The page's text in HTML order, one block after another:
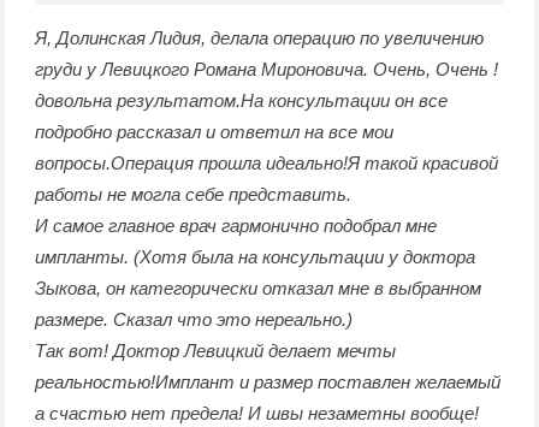
Я, Долинская Лидия, делала операцию по увеличению
груди у Левицкого Романа Мироновича. Очень, Очень !
довольна результатом.На консультации он все
подробно рассказал и ответил на все мои
вопросы.Операция прошла идеально!Я такой красивой
работы не могла себе представить.
И самое главное врач гармонично подобрал мне
импланты. (Хотя была на консультации у доктора
Зыкова, он категорически отказал мне в выбранном
размере. Сказал что это нереально.)
Так вот! Доктор Левицкий делает мечты
реальностью!Имплант и размер поставлен желаемый
а счастью нет предела! И швы незаметны вообще!